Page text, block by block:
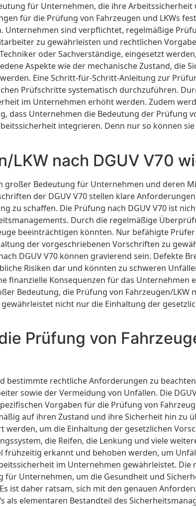
für Unternehmen, die ihre
für die Prüfung von Fahrzeugen und LKWs
Unternehmen sind verpflichtet, regelmäßige
zu gewährleisten und rechtlichen
oder Sachverständige, eingesetzt
Aspekte wie der mechanische Zustand, die
Eine Schritt-für-Schritt-Anleitung zur
Prüfschritte systematisch durchzuführen.
im Unternehmen erhöht werden. Zudem
Unternehmen die Bedeutung der Prüfung
integrieren. Denn nur so können
LKW nach DGUV V70
großer Bedeutung für Unternehmen und deren
der DGUV V70 stellen klare
zu schaffen. Die Prüfung nach DGUV V70 ist
Durch die regelmäßige
beeinträchtigen könnten. Nur befähigte
der vorgeschriebenen Vorschriften zu
DGUV V70 können gravierend sein. Defekte
Risiken dar und könnten zu schweren
finanzielle Konsequenzen für das Unternehmen
Bedeutung, die Prüfung von Fahrzeugen/LKW
nicht nur die Einhaltung der
Prüfung von
bestimmte rechtliche Anforderungen zu
sowie der Vermeidung von Unfällen. Die
Vorgaben für die Prüfung von
auf ihren Zustand und ihre Sicherheit hin zu
um die Einhaltung der gesetzlichen
die Reifen, die Lenkung und viele
erkannt und behoben werden, um
im Unternehmen gewährleistet. Die
Unternehmen, um die Gesundheit und
ist daher ratsam, sich mit den genauen
elementaren Bestandteil des